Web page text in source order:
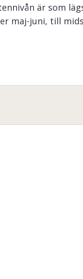
är som
maj-juni, till
vatten finns